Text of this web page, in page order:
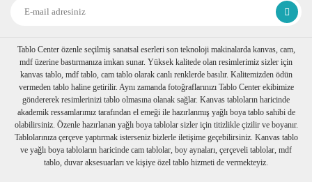
Tablo Center özenle seçilmiş sanatsal eserleri son teknoloji makinalarda kanvas, cam,
mdf üzerine bastırmanıza imkan sunar. Yüksek kalitede olan resimlerimiz sizler için
kanvas tablo, mdf tablo, cam tablo olarak canlı renklerde basılır. Kalitemizden ödün
vermeden tablo haline getirilir. Aynı zamanda fotoğraflarınızı Tablo Center ekibimize
göndererek resimlerinizi tablo olmasına olanak sağlar. Kanvas tabloların haricinde
akademik ressamlarımız tarafından el emeği ile hazırlanmış yağlı boya tablo sahibi de
olabilirsiniz. Özenle hazırlanan yağlı boya tablolar sizler için titizlikle çizilir ve boyanır.
Tablolarınıza çerçeve yaptırmak isterseniz bizlerle iletişime geçebilirsiniz. Kanvas tablo
ve yağlı boya tabloların haricinde cam tablolar, boy aynaları, çerçeveli tablolar, mdf
tablo, duvar aksesuarları ve kişiye özel tablo hizmeti de vermekteyiz.